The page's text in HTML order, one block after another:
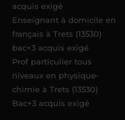
acquis exigé
Enseignant à domicile en
français à Trets (13530)
bac+3 acquis exigé
Prof particulier tous
niveaux en physique-
chimie à Trets (13530)
Bac+3 acquis exigé